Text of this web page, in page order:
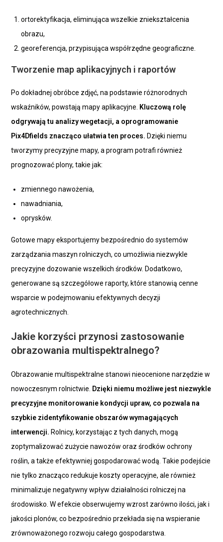
ortorektyfikacja, eliminująca wszelkie zniekształcenia
obrazu,
georeferencja, przypisująca współrzędne geograficzne.
Tworzenie map aplikacyjnych i raportów
Po dokładnej obróbce zdjęć, na podstawie różnorodnych
wskaźników, powstają mapy aplikacyjne. Kluczową rolę
odgrywają tu analizy wegetacji, a oprogramowanie
Pix4Dfields znacząco ułatwia ten proces. Dzięki niemu
tworzymy precyzyjne mapy, a program potrafi również
prognozować plony, takie jak:
zmiennego nawożenia,
nawadniania,
oprysków.
Gotowe mapy eksportujemy bezpośrednio do systemów
zarządzania maszyn rolniczych, co umożliwia niezwykle
precyzyjne dozowanie wszelkich środków. Dodatkowo,
generowane są szczegółowe raporty, które stanowią cenne
wsparcie w podejmowaniu efektywnych decyzji
agrotechnicznych.
Jakie korzyści przynosi zastosowanie
obrazowania multispektralnego?
Obrazowanie multispektralne stanowi nieocenione narzędzie w
nowoczesnym rolnictwie. Dzięki niemu możliwe jest niezwykle
precyzyjne monitorowanie kondycji upraw, co pozwala na
szybkie zidentyfikowanie obszarów wymagających
interwencji. Rolnicy, korzystając z tych danych, mogą
zoptymalizować zużycie nawozów oraz środków ochrony
roślin, a także efektywniej gospodarować wodą. Takie podejście
nie tylko znacząco redukuje koszty operacyjne, ale również
minimalizuje negatywny wpływ działalności rolniczej na
środowisko. W efekcie obserwujemy wzrost zarówno ilości, jak i
jakości plonów, co bezpośrednio przekłada się na wspieranie
zrównoważonego rozwoju całego gospodarstwa.